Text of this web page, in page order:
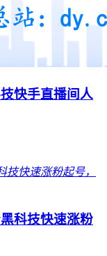
快手直播间人
科技快速涨粉